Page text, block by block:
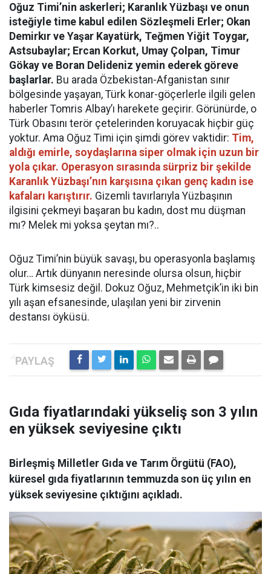
Oğuz Timi’nin askerleri; Karanlık Yüzbaşı ve onun
isteğiyle time kabul edilen Sözleşmeli Erler; Okan
Demirkır ve Yaşar Kayatürk, Teğmen Yiğit Toygar,
Astsubaylar; Ercan Korkut, Umay Çolpan, Timur
Gökay ve Boran Delideniz yemin ederek göreve
başlarlar. Bu arada Özbekistan-Afganistan sınır
bölgesinde yaşayan, Türk konar-göçerlerle ilgili gelen
haberler Tomris Albay’ı harekete geçirir. Görünürde, o
Türk Obasını terör çetelerinden koruyacak hiçbir güç
yoktur. Ama Oğuz Timi için şimdi görev vaktidir: Tim,
aldığı emirle, soydaşlarına siper olmak için uzun bir
yola çıkar. Operasyon sırasında sürpriz bir şekilde
Karanlık Yüzbaşı’nın karşısına çıkan genç kadın ise
kafaları karıştırır. Gizemli tavırlarıyla Yüzbaşının
ilgisini çekmeyi başaran bu kadın, dost mu düşman
mı? Melek mi yoksa şeytan mı?..
Oğuz Timi’nin büyük savaşı, bu operasyonla başlamış
olur… Artık dünyanın neresinde olursa olsun, hiçbir
Türk kimsesiz değil. Dokuz Oğuz, Mehmetçik’in iki bin
yılı aşan efsanesinde, ulaşılan yeni bir zirvenin
destansı öyküsü.
Gıda fiyatlarındaki yükseliş son 3 yılın
en yüksek seviyesine çıktı
Birleşmiş Milletler Gıda ve Tarım Örgütü (FAO),
küresel gıda fiyatlarının temmuzda son üç yılın en
yüksek seviyesine çıktığını açıkladı.